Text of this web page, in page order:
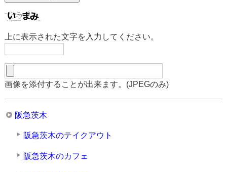
上に表示された文字を入力してください。
画像を添付することが出来ます。(JPEGのみ)
阪急茨木
阪急茨木のテイクアウト
阪急茨木のカフェ